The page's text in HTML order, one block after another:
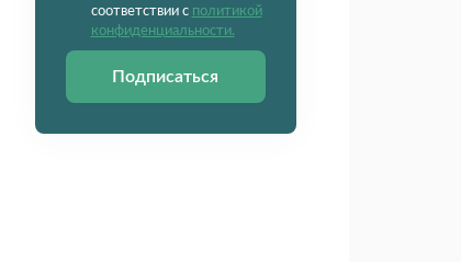
соответствии с политикой
конфиденциальности.
Подписаться